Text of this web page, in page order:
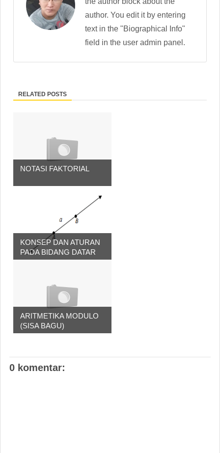
author. You edit it by entering
text in the "Biographical Info"
field in the user admin panel.
RELATED POSTS
NOTASI FAKTORIAL
KONSEP DAN ATURAN
PADA BIDANG DATAR
ARITMETIKA MODULO
(SISA BAGU)
0 komentar: